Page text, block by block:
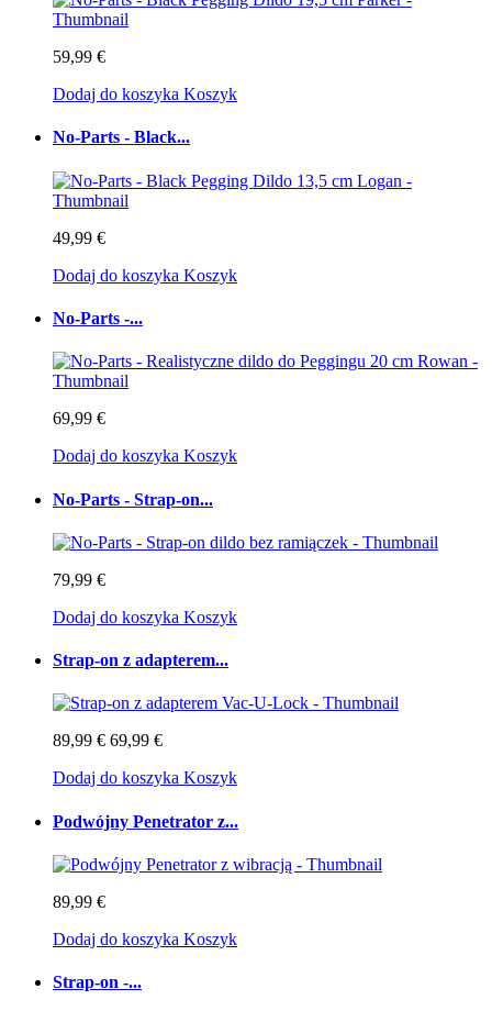
59,99 €
Dodaj do koszyka Koszyk
No-Parts - Black...
49,99 €
Dodaj do koszyka Koszyk
No-Parts -...
69,99 €
Dodaj do koszyka Koszyk
No-Parts - Strap-on...
79,99 €
Dodaj do koszyka Koszyk
Strap-on z adapterem...
89,99 € 69,99 €
Dodaj do koszyka Koszyk
Podwójny Penetrator z...
89,99 €
Dodaj do koszyka Koszyk
Strap-on -...